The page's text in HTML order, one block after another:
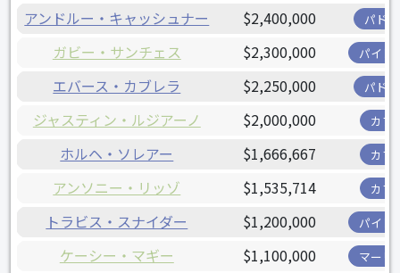
アンドルー・キャッシュナー $2,400,000 パド
ガビー・サンチェス $2,300,000 パイレ
エバース・カブレラ $2,250,000 パド
ジャスティン・ルジアーノ $2,000,000 カブ
ホルヘ・ソレアー $1,666,667 カブ
アンソニー・リッゾ $1,535,714 カブ
トラビス・スナイダー $1,200,000 パイレ
ケーシー・マギー $1,100,000 マーリ